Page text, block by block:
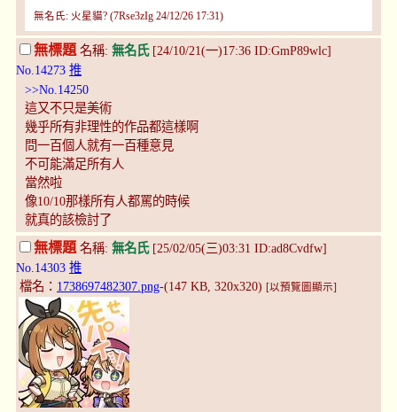
無名氏: 火星貓? (7Rse3zIg 24/12/26 17:31)
無標題名稱: 無名氏[24/10/21(一)17:36 ID:GmP89wlc]
No.14273 推
>>No.14250
這又不只是美術
幾乎所有非理性的作品都這樣啊
問一百個人就有一百種意見
不可能滿足所有人
當然啦
像10/10那樣所有人都罵的時候
就真的該檢討了
無標題 名稱: 無名氏[25/02/05(三)03:31 ID:ad8Cvdfw]
No.14303 推
檔名： 1738697482307.png-(147 KB, 320x320) [以預覽圖顯示]